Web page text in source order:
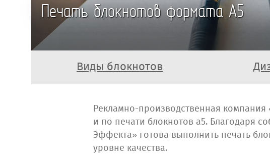
Печать блокнотов формата А5
Виды блокнотов
Рекламно-производственная
и по печати блокнотов а5. Благодаря
Эффекта» готова выполнить печать
уровне качества.